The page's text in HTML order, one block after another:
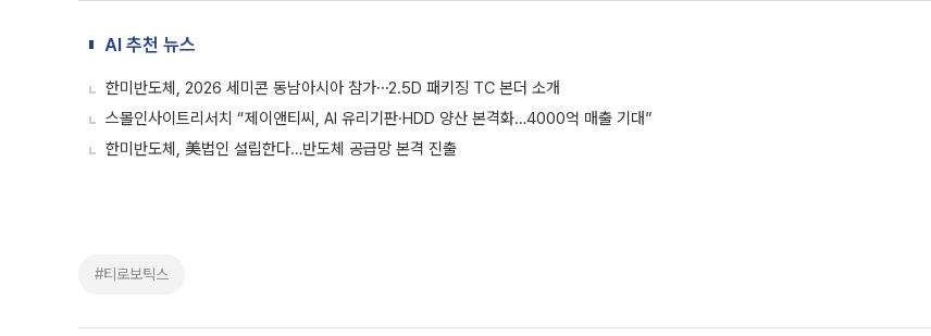
AI 추천 뉴스
한미반도체, 2026 세미콘 동남아시아 참가⋯2.5D 패키징 TC 본더 소개
스몰인사이트리서치 “제이앤티씨, AI 유리기판·HDD 양산 본격화…4000억 매출 기대”
한미반도체, 美법인 설립한다…반도체 공급망 본격 진출
#티로보틱스